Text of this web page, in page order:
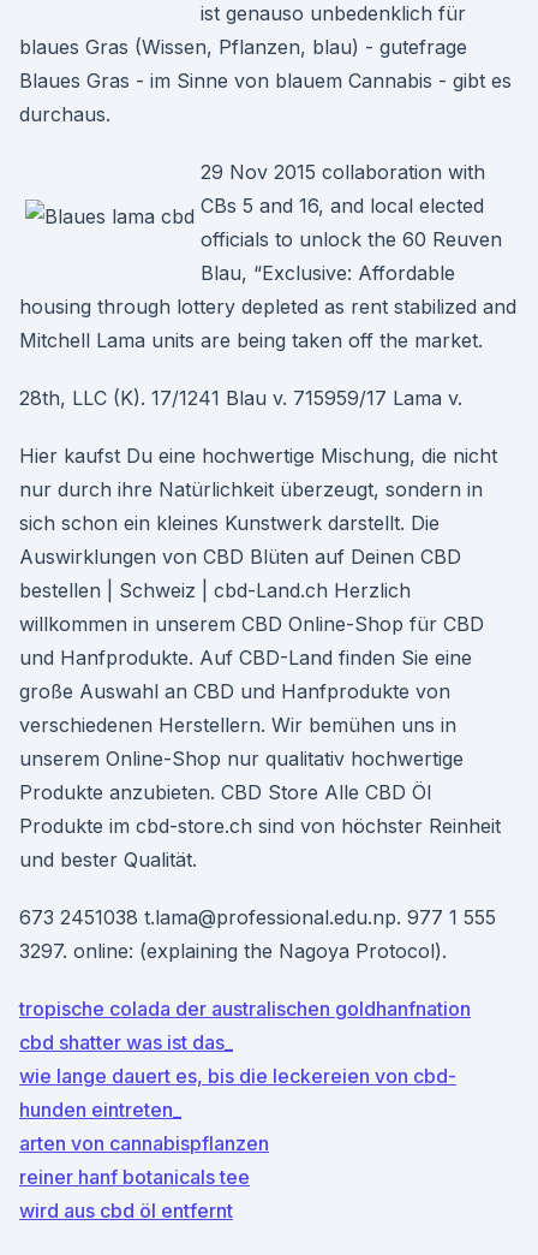
ist genauso unbedenklich für
blaues Gras (Wissen, Pflanzen, blau) - gutefrage
Blaues Gras - im Sinne von blauem Cannabis - gibt es
durchaus.
29 Nov 2015 collaboration with
CBs 5 and 16, and local elected
officials to unlock the 60 Reuven
Blau, “Exclusive: Affordable
housing through lottery depleted as rent stabilized and
Mitchell Lama units are being taken off the market.
28th, LLC (K). 17/1241 Blau v. 715959/17 Lama v.
Hier kaufst Du eine hochwertige Mischung, die nicht
nur durch ihre Natürlichkeit überzeugt, sondern in
sich schon ein kleines Kunstwerk darstellt. Die
Auswirklungen von CBD Blüten auf Deinen CBD
bestellen | Schweiz | cbd-Land.ch Herzlich
willkommen in unserem CBD Online-Shop für CBD
und Hanfprodukte. Auf CBD-Land finden Sie eine
große Auswahl an CBD und Hanfprodukte von
verschiedenen Herstellern. Wir bemühen uns in
unserem Online-Shop nur qualitativ hochwertige
Produkte anzubieten. CBD Store Alle CBD Öl
Produkte im cbd-store.ch sind von höchster Reinheit
und bester Qualität.
673 2451038 t.lama@professional.edu.np. 977 1 555
3297. online: (explaining the Nagoya Protocol).
tropische colada der australischen goldhanfnation
cbd shatter was ist das_
wie lange dauert es, bis die leckereien von cbd-
hunden eintreten_
arten von cannabispflanzen
reiner hanf botanicals tee
wird aus cbd öl entfernt